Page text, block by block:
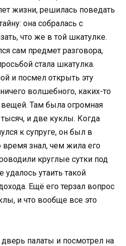
жизни, решилась поведать
она собралась с
что же в той шкатулке.
сам предмет разговора,
стала шкатулка.
и посмел открыть эту
волшебного, каких-то
Там была огромная
и две куклы. Когда
к супруге, он был в
время знал, чем жила его
круглые сутки под
утаить такой
Ещё его терзал вопрос
и что вообще все это
палаты и посмотрел на